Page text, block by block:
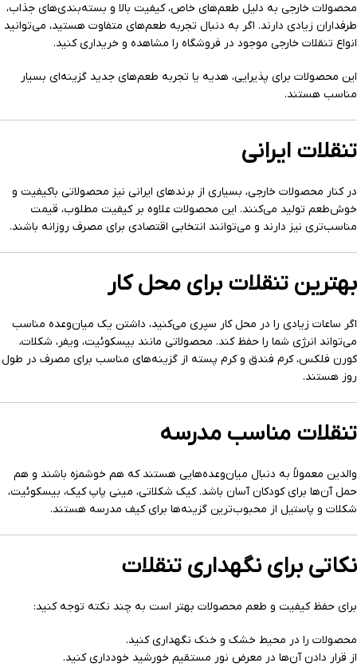
محصولات خارجی به دلیل طعم‌های خاص، کیفیت بالا و بسته‌بندی‌های جذاب،
طرفداران زیادی دارند. اگر به دنبال تجربه طعم‌های متفاوت هستید، می‌توانید
انواع تنقلات خارجی موجود در فروشگاه را مشاهده و خریداری کنید.
این محصولات برای پذیرایی، هدیه یا تجربه طعم‌های جدید گزینه‌ای بسیار
مناسب هستند.
تنقلات ایرانی
در کنار محصولات خارجی، بسیاری از برندهای ایرانی نیز محصولاتی باکیفیت و
خوش‌طعم تولید می‌کنند. این محصولات علاوه بر کیفیت مطلوب، قیمت
مناسب‌تری نیز دارند و می‌توانند انتخابی اقتصادی برای مصرف روزانه باشند.
بهترین تنقلات برای محل کار
اگر ساعات زیادی را در محل کار سپری می‌کنید، داشتن یک میان‌وعده مناسب
می‌تواند انرژی شما را حفظ کند. محصولاتی مانند بیسکوئیت، ویفر، شکلات،
کورن فلکس، کرم فندق و کرم پسته از گزینه‌های مناسب برای مصرف در طول
روز هستند.
تنقلات مناسب مدرسه
والدین معمولاً به دنبال میان‌وعده‌هایی هستند که هم خوشمزه باشند و هم
حمل آن‌ها برای کودکان آسان باشد. کیک شکلاتی، مینی پاپ کیک، بیسکوئیت،
شکلات و پاستیل از محبوب‌ترین گزینه‌ها برای کیف مدرسه هستند.
نکاتی برای نگهداری تنقلات
برای حفظ کیفیت و طعم محصولات بهتر است به چند نکته توجه کنید:
محصولات را در محیط خشک و خنک نگهداری کنید.
از قرار دادن آن‌ها در معرض نور مستقیم خورشید خودداری کنید.